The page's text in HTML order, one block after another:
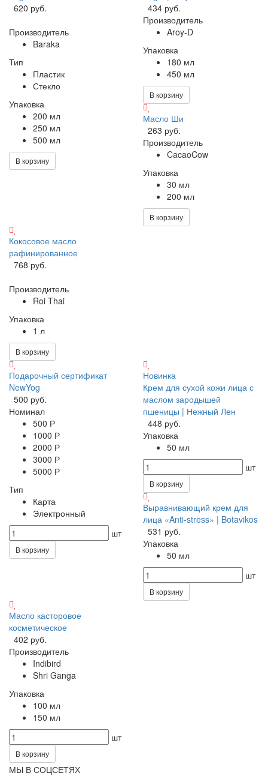
620 руб.
Производитель
Baraka
Тип
Пластик
Стекло
Упаковка
200 мл
250 мл
500 мл
В корзину
434 руб.
Производитель
Aroy-D
Упаковка
180 мл
450 мл
В корзину
Масло Ши
263 руб.
Производитель
CacaoCow
Упаковка
30 мл
200 мл
В корзину
Кокосовое масло
рафинированное
768 руб.
Производитель
Roi Thai
Упаковка
1 л
В корзину
Подарочный сертификат
NewYog
500 руб.
Номинал
500 Р
1000 Р
2000 Р
3000 Р
5000 Р
Тип
Карта
Электронный
шт
В корзину
Новинка
Крем для сухой кожи лица с
маслом зародышей
пшеницы | Нежный Лен
448 руб.
Упаковка
50 мл
шт
В корзину
Выравнивающий крем для
лица «Anti-stress» | Botavikos
531 руб.
Упаковка
50 мл
шт
В корзину
Масло касторовое
косметическое
402 руб.
Производитель
Indibird
Shri Ganga
Упаковка
100 мл
150 мл
шт
В корзину
МЫ В СОЦСЕТЯХ